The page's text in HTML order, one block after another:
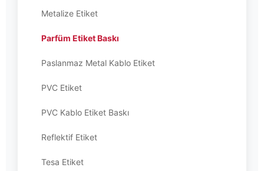
Metalize Etiket
Parfüm Etiket Baskı
Paslanmaz Metal Kablo Etiket
PVC Etiket
PVC Kablo Etiket Baskı
Reflektif Etiket
Tesa Etiket